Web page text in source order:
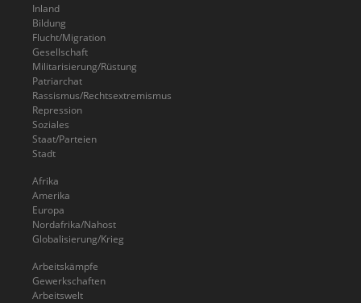
Inland
Bildung
Flucht/Migration
Gesellschaft
Militarisierung/Rüstung
Patriarchat
Rassismus/Rechtsextremismus
Repression
Soziales
Staat/Parteien
Stadt
Afrika
Amerika
Europa
Nordafrika/Nahost
Globalisierung/Krieg
Arbeitskämpfe
Gewerkschaften
Arbeitswelt